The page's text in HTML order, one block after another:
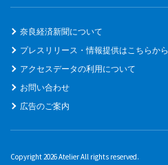
奈良経済新聞について
プレスリリース・情報提供はこちらから
アクセスデータの利用について
お問い合わせ
広告のご案内
Copyright 2026 Atelier All rights reserved.